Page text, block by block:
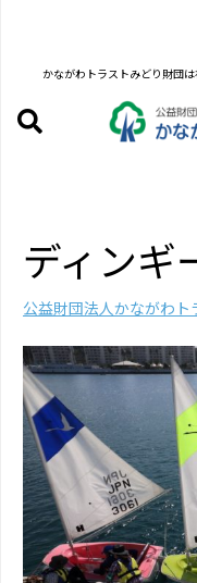
かながわトラストみどり財団は
ディンギ
公益財団法人かながわト